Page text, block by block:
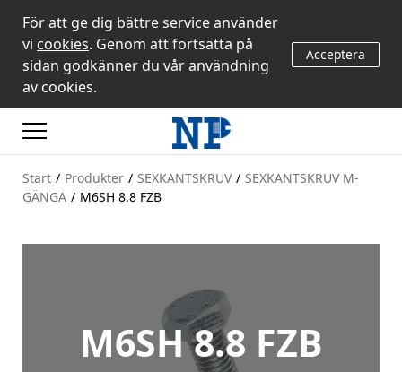
För att ge dig bättre service använder
vi cookies. Genom att fortsätta på
sidan godkänner du vår användning
av cookies.
Acceptera
Start / Produkter / SEXKANTSKRUV / SEXKANTSKRUV M-
GÄNGA / M6SH 8.8 FZB
M6SH 8.8 FZB